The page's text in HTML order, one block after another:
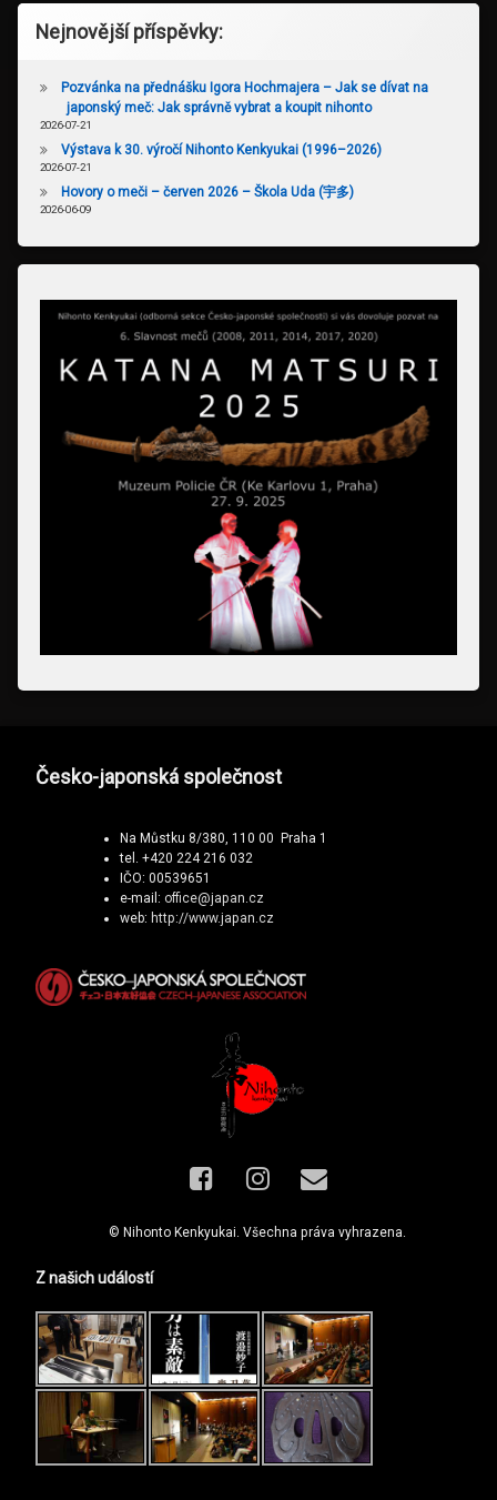
Nejnovější příspěvky:
Pozvánka na přednášku Igora Hochmajera – Jak se dívat na
japonský meč: Jak správně vybrat a koupit nihonto
2026-07-21
Výstava k 30. výročí Nihonto Kenkyukai (1996–2026)
2026-07-21
Hovory o meči – červen 2026 – Škola Uda (宇多)
2026-06-09
Česko-japonská společnost
Na Můstku 8/380, 110 00 Praha 1
tel. +420 224 216 032
IČO: 00539651
e-mail: office@japan.cz
web: http://www.japan.cz
Facebook
Instagram
E-mail
© Nihonto Kenkyukai. Všechna práva vyhrazena.
Z našich událostí